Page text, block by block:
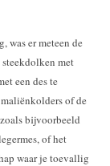
was er meteen de
met
een des te
of de
bijvoorbeeld
of het
waar je toevallig